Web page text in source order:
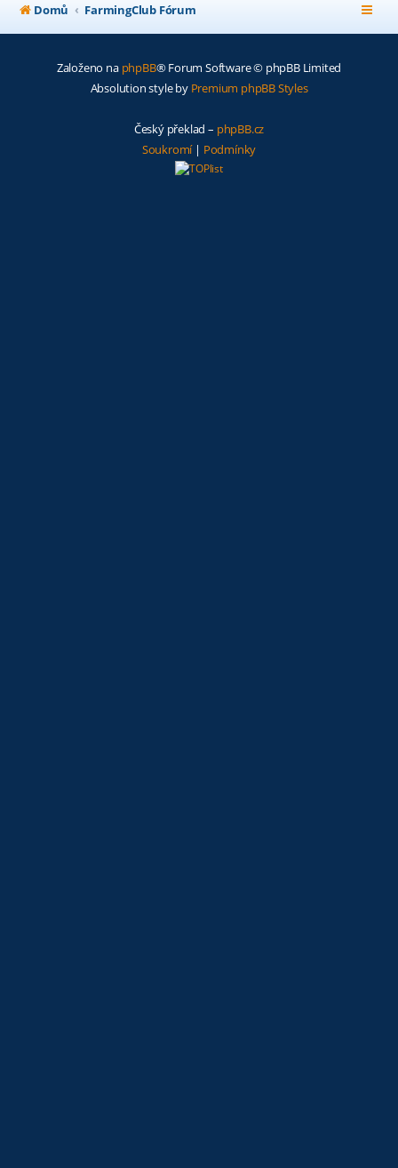
Domů FarmingClub Fórum
Založeno na phpBB® Forum Software © phpBB Limited
Absolution style by Premium phpBB Styles
Český překlad – phpBB.cz
Soukromí| Podmínky